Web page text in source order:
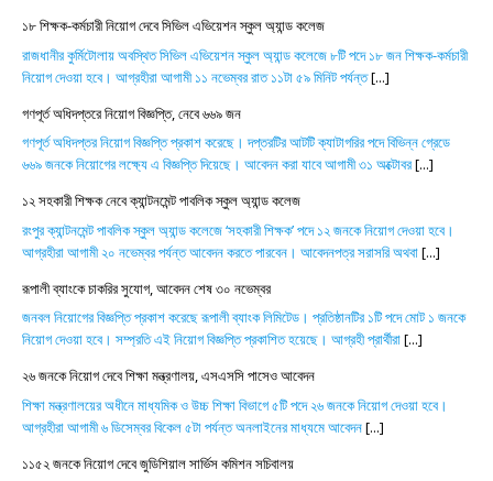
১৮ শিক্ষক-কর্মচারী নিয়োগ দেবে সিভিল এভিয়েশন স্কুল অ্যান্ড কলেজ
রাজধানীর কুর্মিটোলায় অবস্থিত সিভিল এভিয়েশন স্কুল অ্যান্ড কলেজে ৮টি পদে ১৮ জন শিক্ষক-কর্মচারী
নিয়োগ দেওয়া হবে। আগ্রহীরা আগামী ১১ নভেম্বর রাত ১১টা ৫৯ মিনিট পর্যন্ত[...]
গণপূর্ত অধিদপ্তরে নিয়োগ বিজ্ঞপ্তি, নেবে ৬৬৯ জন
গণপূর্ত অধিদপ্তর নিয়োগ বিজ্ঞপ্তি প্রকাশ করেছে। দপ্তরটির আটটি ক্যাটাগরির পদে বিভিন্ন গ্রেডে
৬৬৯ জনকে নিয়োগের লক্ষ্যে এ বিজ্ঞপ্তি দিয়েছে। আবেদন করা যাবে আগামী ৩১ অক্টোবর[...]
১২ সহকারী শিক্ষক নেবে ক্যান্টনমেন্ট পাবলিক স্কুল অ্যান্ড কলেজ
রংপুর ক্যান্টনমেন্ট পাবলিক স্কুল অ্যান্ড কলেজে ‘সহকারী শিক্ষক’ পদে ১২ জনকে নিয়োগ দেওয়া হবে।
আগ্রহীরা আগামী ২০ নভেম্বর পর্যন্ত আবেদন করতে পারবেন। আবেদনপত্র সরাসরি অথবা[...]
রূপালী ব্যাংকে চাকরির সুযোগ, আবেদন শেষ ৩০ নভেম্বর
জনবল নিয়োগের বিজ্ঞপ্তি প্রকাশ করেছে রূপালী ব্যাংক লিমিটেড। প্রতিষ্ঠানটির ১টি পদে মোট ১ জনকে
নিয়োগ দেওয়া হবে। সম্প্রতি এই নিয়োগ বিজ্ঞপ্তি প্রকাশিত হয়েছে। আগ্রহী প্রার্থীরা[...]
২৬ জনকে নিয়োগ দেবে শিক্ষা মন্ত্রণালয়, এসএসসি পাসেও আবেদন
শিক্ষা মন্ত্রণালয়ের অধীনে মাধ্যমিক ও উচ্চ শিক্ষা বিভাগে ৫টি পদে ২৬ জনকে নিয়োগ দেওয়া হবে।
আগ্রহীরা আগামী ৬ ডিসেম্বর বিকেল ৫টা পর্যন্ত অনলাইনের মাধ্যমে আবেদন[...]
১১৫২ জনকে নিয়োগ দেবে জুডিশিয়াল সার্ভিস কমিশন সচিবালয়